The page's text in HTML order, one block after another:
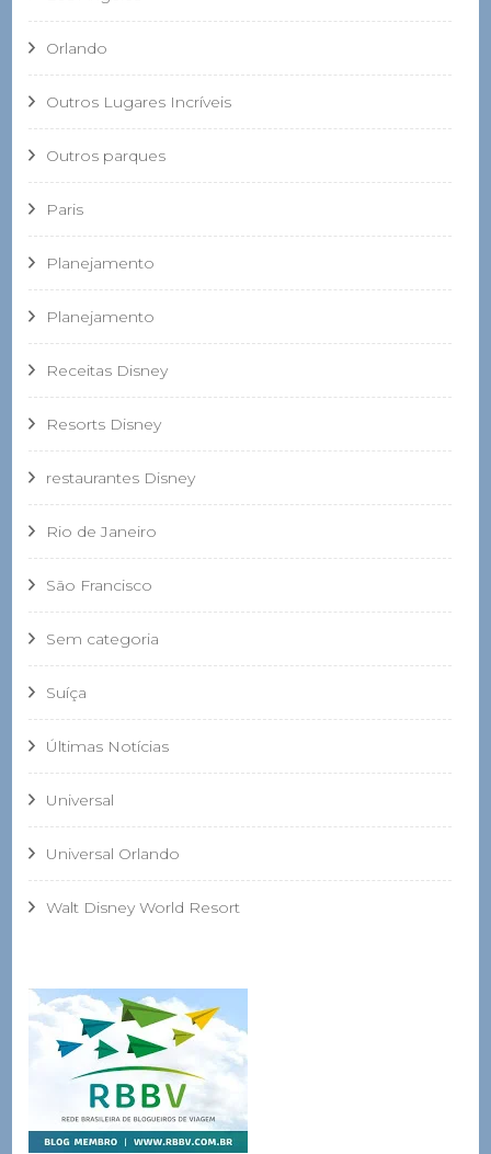
Orlando
Outros Lugares Incríveis
Outros parques
Paris
Planejamento
Planejamento
Receitas Disney
Resorts Disney
restaurantes Disney
Rio de Janeiro
São Francisco
Sem categoria
Suíça
Últimas Notícias
Universal
Universal Orlando
Walt Disney World Resort